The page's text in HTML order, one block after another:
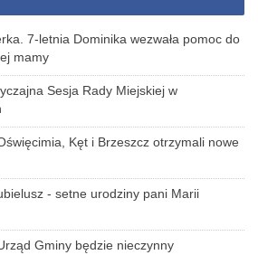
7-letnia Dominika wezwała pomoc do
mamy
Sesja Rady Miejskiej w
Kęt i Brzeszcz otrzymali nowe
- setne urodziny pani Marii
Gminy będzie nieczynny